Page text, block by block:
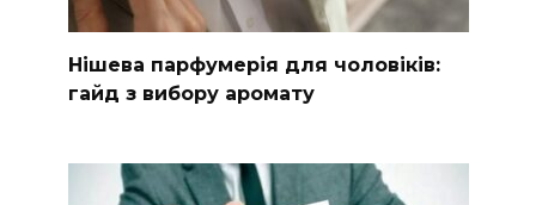
Нішева парфумерія для чоловіків:
гайд з вибору аромату